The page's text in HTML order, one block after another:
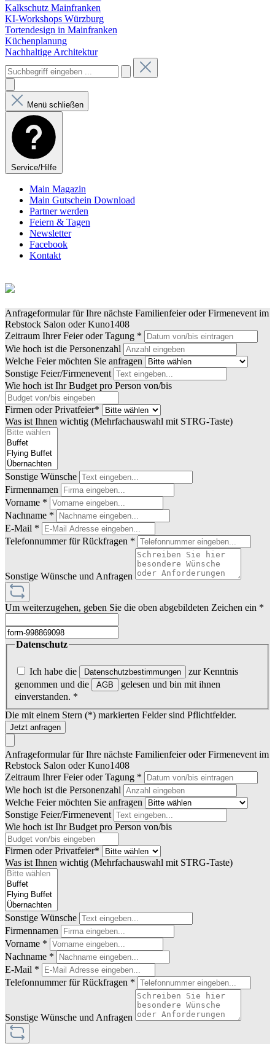
Kalkschutz Mainfranken
KI-Workshops Würzburg
Tortendesign in Mainfranken
Küchenplanung
Nachhaltige Architektur
Menü schließen
Service/Hilfe
Main Magazin
Main Gutschein Download
Partner werden
Feiern & Tagen
Newsletter
Facebook
Kontakt
Anfrageformular für Ihre nächste Familienfeier oder Firmenevent im
Rebstock Salon oder Kuno1408
Zeitraum Ihrer Feier oder Tagung *
Wie hoch ist die Personenzahl
Welche Feier möchten Sie anfragen
Sonstige Feier/Firmenevent
Wie hoch ist Ihr Budget pro Person von/bis
Firmen oder Privatfeier*
Was ist Ihnen wichtig (Mehrfachauswahl mit STRG-Taste)
Sonstige Wünsche
Firmennamen
Vorname *
Nachname *
E-Mail *
Telefonnummer für Rückfragen *
Sonstige Wünsche und Anfragen
Um weiterzugehen, geben Sie die oben abgebildeten Zeichen ein *
Datenschutz
Ich habe die Datenschutzbestimmungen
zur Kenntnis
genommen und die
AGB
gelesen und bin mit ihnen
einverstanden. *
Die mit einem Stern (*) markierten Felder sind Pflichtfelder.
Jetzt anfragen
Anfrageformular für Ihre nächste Familienfeier oder Firmenevent im
Rebstock Salon oder Kuno1408
Zeitraum Ihrer Feier oder Tagung *
Wie hoch ist die Personenzahl
Welche Feier möchten Sie anfragen
Sonstige Feier/Firmenevent
Wie hoch ist Ihr Budget pro Person von/bis
Firmen oder Privatfeier*
Was ist Ihnen wichtig (Mehrfachauswahl mit STRG-Taste)
Sonstige Wünsche
Firmennamen
Vorname *
Nachname *
E-Mail *
Telefonnummer für Rückfragen *
Sonstige Wünsche und Anfragen